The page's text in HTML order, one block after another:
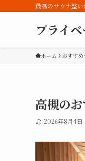
最高のサウナ整い
プライ
ホーム おすすめ
高槻の
2026年8月4日